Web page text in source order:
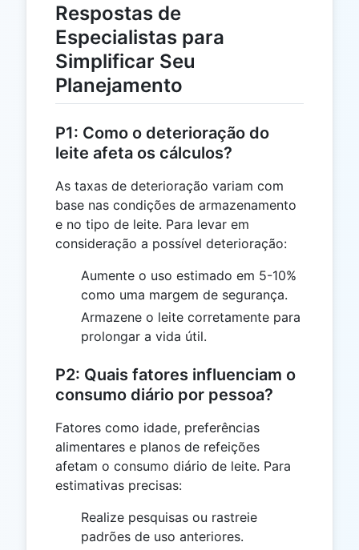
Respostas de
Especialistas para
Simplificar Seu
Planejamento
P1: Como o deterioração do
leite afeta os cálculos?
As taxas de deterioração variam com
base nas condições de armazenamento
e no tipo de leite. Para levar em
consideração a possível deterioração:
Aumente o uso estimado em 5-10%
como uma margem de segurança.
Armazene o leite corretamente para
prolongar a vida útil.
P2: Quais fatores influenciam o
consumo diário por pessoa?
Fatores como idade, preferências
alimentares e planos de refeições
afetam o consumo diário de leite. Para
estimativas precisas:
Realize pesquisas ou rastreie
padrões de uso anteriores.